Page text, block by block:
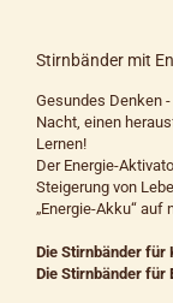
Stirnbänder mit
Gesundes Denken
Nacht, einen
Lernen!
Der Energie-
Steigerung von
„Energie-Akku“
Die Stirnbänder für
Die Stirnbänder für